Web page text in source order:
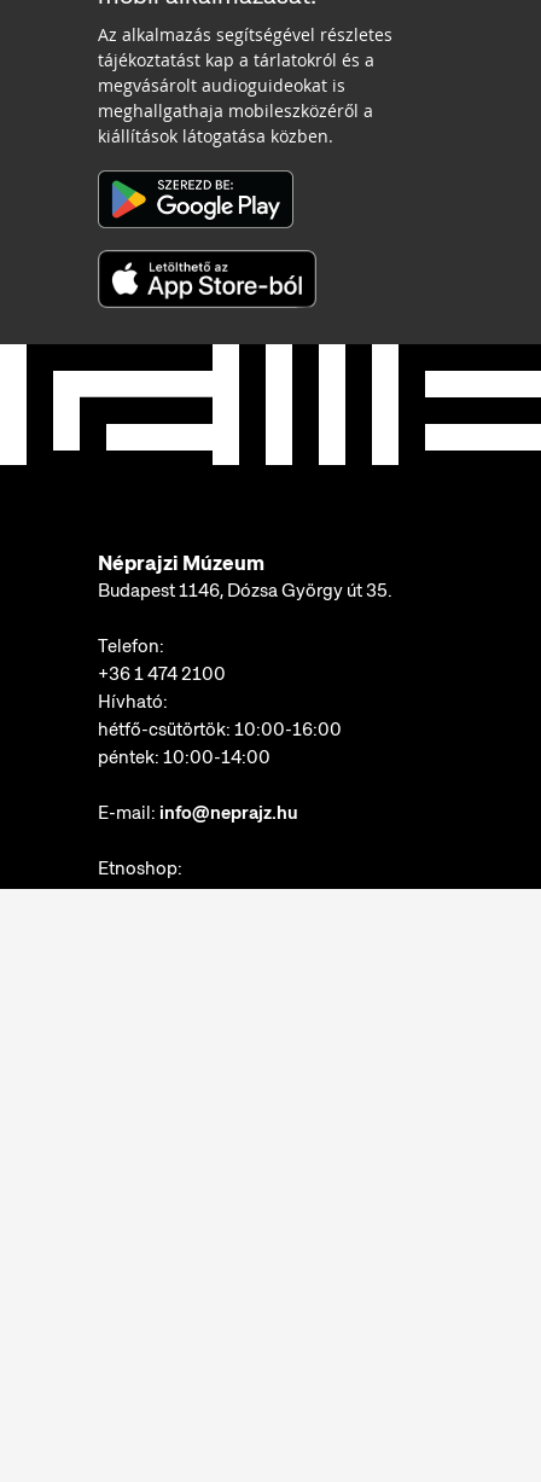
Az alkalmazás segítségével részletes
tájékoztatást kap a tárlatokról és a
megvásárolt audioguideokat is
meghallgathaja mobileszközéről a
kiállítások látogatása közben.
Néprajzi Múzeum
Budapest 1146, Dózsa György út 35.
Telefon:
+36 1 474 2100
Hívható:
hétfő-csütörtök: 10:00-16:00
péntek: 10:00-14:00
E-mail: info@neprajz.hu
Etnoshop:
+36 1 474 2150